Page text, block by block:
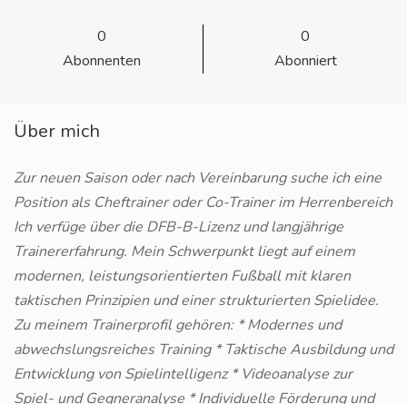
0
Abonnenten
0
Abonniert
Über mich
Zur neuen Saison oder nach Vereinbarung suche ich eine
Position als Cheftrainer oder Co-Trainer im Herrenbereich
Ich verfüge über die DFB-B-Lizenz und langjährige
Trainererfahrung. Mein Schwerpunkt liegt auf einem
modernen, leistungsorientierten Fußball mit klaren
taktischen Prinzipien und einer strukturierten Spielidee.
Zu meinem Trainerprofil gehören: * Modernes und
abwechslungsreiches Training * Taktische Ausbildung und
Entwicklung von Spielintelligenz * Videoanalyse zur
Spiel- und Gegneranalyse * Individuelle Förderung und